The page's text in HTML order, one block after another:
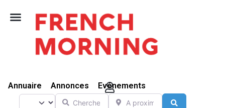
Annuaire Annonces Evénements
Select search type
Chercher A proximité de